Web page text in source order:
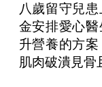
八歲留守兒
金安排愛心
升營養的方案
肌肉破潰見